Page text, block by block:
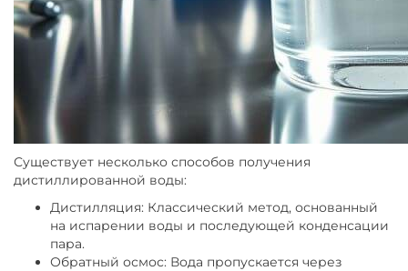
Существует несколько способов получения
дистиллированной воды:
Дистилляция: Классический метод, основанный
на испарении воды и последующей конденсации
пара.
Обратный осмос: Вода пропускается через